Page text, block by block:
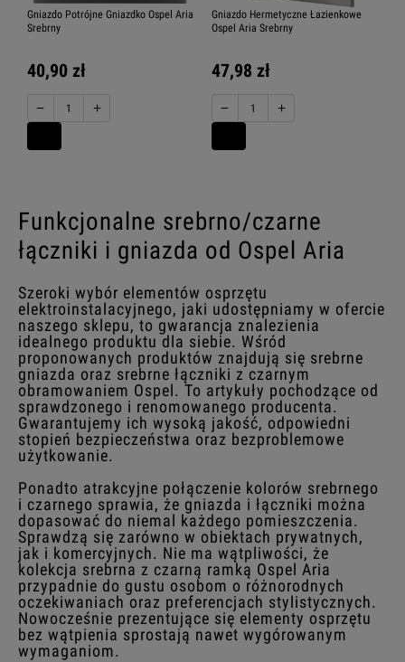
Gniazdo Potrójne Gniazdko Ospel Aria
Srebrny
40,90 zł
− +
Gniazdo Hermetyczne Łazienkowe
Ospel Aria Srebrny
47,98 zł
− +
Funkcjonalne srebrno/czarne
łączniki i gniazda od Ospel Aria
Szeroki wybór elementów osprzętu
elektroinstalacyjnego, jaki udostępniamy w ofercie
naszego sklepu, to gwarancja znalezienia
idealnego produktu dla siebie. Wśród
proponowanych produktów znajdują się srebrne
gniazda oraz srebrne łączniki z czarnym
obramowaniem Ospel. To artykuły pochodzące od
sprawdzonego i renomowanego producenta.
Gwarantujemy ich wysoką jakość, odpowiedni
stopień bezpieczeństwa oraz bezproblemowe
użytkowanie.
Ponadto atrakcyjne połączenie kolorów srebrnego
i czarnego sprawia, że gniazda i łączniki można
dopasować do niemal każdego pomieszczenia.
Sprawdzą się zarówno w obiektach prywatnych,
jak i komercyjnych. Nie ma wątpliwości, że
kolekcja srebrna z czarną ramką Ospel Aria
przypadnie do gustu osobom o różnorodnych
oczekiwaniach oraz preferencjach stylistycznych.
Nowocześnie prezentujące się elementy osprzętu
bez wątpienia sprostają nawet wygórowanym
wymaganiom.